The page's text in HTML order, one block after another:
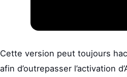
Cette version peut toujours
afin d’outrepasser l’activation